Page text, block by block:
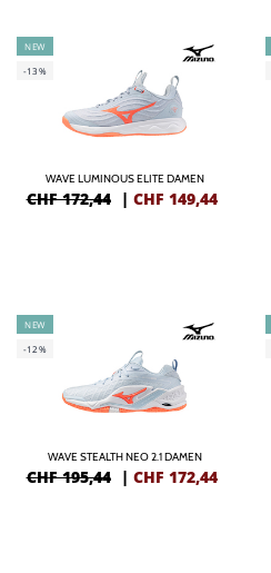
NEW
-13%
WAVE LUMINOUS ELITE DAMEN
CHF 172,44 | CHF 149,44
NEW
-12%
WAVE STEALTH NEO 2.1 DAMEN
CHF 195,44 | CHF 172,44